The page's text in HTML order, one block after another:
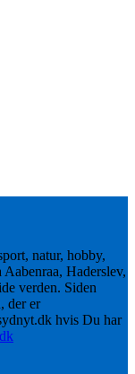
natur, hobby,
Haderslev,
verden. Siden
der er
hvis Du har